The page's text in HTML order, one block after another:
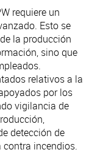
requiere un
Esto se
la producción
sino que
relativos a la
por los
vigilancia de
detección de
incendios.